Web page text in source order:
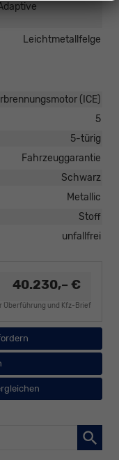
Leichtmetallfelge
(ICE)
5
5-türig
Fahrzeuggarantie
Schwarz
Metallic
Stoff
unfallfrei
40.230,– €
Überführung und Kfz-Brief